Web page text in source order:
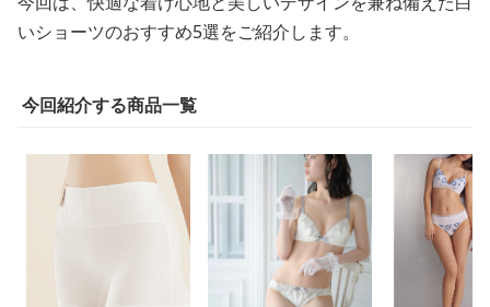
いショーツのおすすめ5選をご紹介します。
今回紹介する商品一覧